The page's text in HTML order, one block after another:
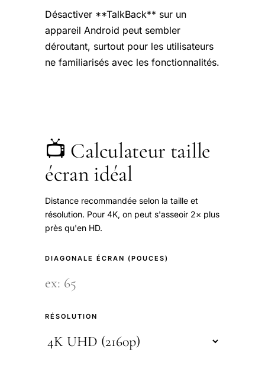
Désactiver **TalkBack** sur un
appareil Android peut sembler
déroutant, surtout pour les utilisateurs
ne familiarisés avec les fonctionnalités.
📺 Calculateur taille
écran idéal
Distance recommandée selon la taille et
résolution. Pour 4K, on peut s'asseoir 2× plus
près qu'en HD.
DIAGONALE ÉCRAN (POUCES)
RÉSOLUTION